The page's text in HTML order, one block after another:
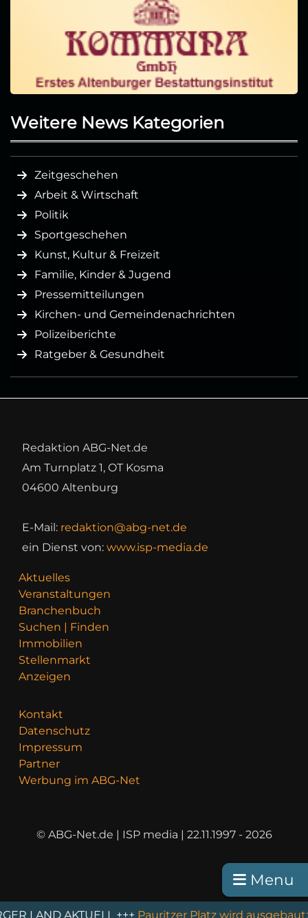
Menu
Weitere News Kategorien
Zeitgeschehen
Arbeit & Wirtschaft
Politik
Sportgeschehen
Kunst, Kultur & Freizeit
Familie, Kinder & Jugend
Pressemitteilungen
Kirchen- und Gemeindenachrichten
Polizeiberichte
Ratgeber & Gesundheit
Redaktion ABG-Net.de
Am Turnplatz 1, OT Kosma
04600 Altenburg
E-Mail: redaktion@abg-net.de
ein Dienst von: www.isp-media.de
Aktuelles
Veranstaltungen
Branchenbuch
Suchen | Finden
Immobilien
Stellenmarkt
Anzeigen
Kontakt
Datenschutz
Impressum
Partner
Werbung im ABG-Net
© ABG-Net.de | ISP media | 22.11.1997 - 2026
+++Pauritzer Platz wird ausgebaut: